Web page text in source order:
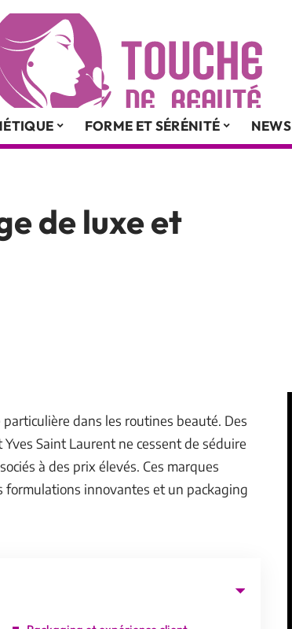
FORME ET SÉRÉNITÉ NEWS
de luxe et
dans les routines beauté. Des
Saint Laurent ne cessent de séduire
à des prix élevés. Ces marques
innovantes et un packaging